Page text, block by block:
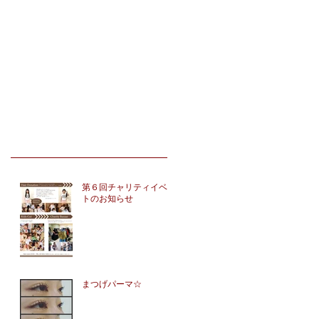
第６回チャリティイベン
トのお知らせ
まつげパーマ☆